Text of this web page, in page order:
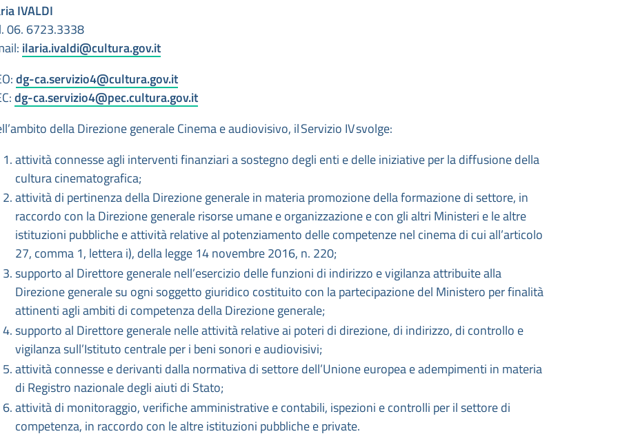
IVALDI
06. 6723.3338
ilaria.ivaldi@cultura.gov.it
dg-ca.servizio4@cultura.gov.it
dg-ca.servizio4@pec.cultura.gov.it
della Direzione generale Cinema e audiovisivo, ilServizio IVsvolge:
attività connesse agli interventi finanziari a sostegno degli enti e delle iniziative per la diffusione della
cultura cinematografica;
attività di pertinenza della Direzione generale in materia promozione della formazione di settore, in
raccordo con la Direzione generale risorse umane e organizzazione e con gli altri Ministeri e le altre
istituzioni pubbliche e attività relative al potenziamento delle competenze nel cinema di cui all’articolo
27, comma 1, lettera i), della legge 14 novembre 2016, n. 220;
supporto al Direttore generale nell’esercizio delle funzioni di indirizzo e vigilanza attribuite alla
Direzione generale su ogni soggetto giuridico costituito con la partecipazione del Ministero per finalità
attinenti agli ambiti di competenza della Direzione generale;
supporto al Direttore generale nelle attività relative ai poteri di direzione, di indirizzo, di controllo e
vigilanza sull’Istituto centrale per i beni sonori e audiovisivi;
attività connesse e derivanti dalla normativa di settore dell’Unione europea e adempimenti in materia
di Registro nazionale degli aiuti di Stato;
attività di monitoraggio, verifiche amministrative e contabili, ispezioni e controlli per il settore di
competenza, in raccordo con le altre istituzioni pubbliche e private.